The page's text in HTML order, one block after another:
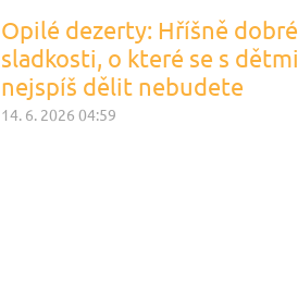
Opilé dezerty: Hříšně dobré
sladkosti, o které se s dětmi
nejspíš dělit nebudete
14. 6. 2026 04:59